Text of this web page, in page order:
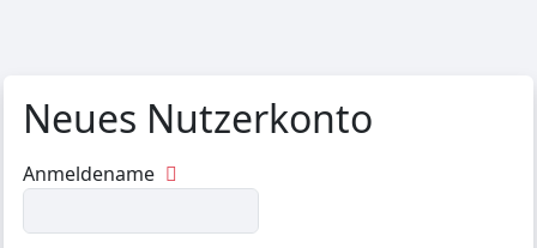
Neues Nutzerkonto
Anmeldename